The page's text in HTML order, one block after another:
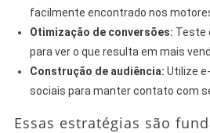
facilmente encontrado nos
Otimização de conversões: Teste
para ver o que resulta em mais
Construção de audiência: Utilize
sociais para manter contato com
Essas estratégias são